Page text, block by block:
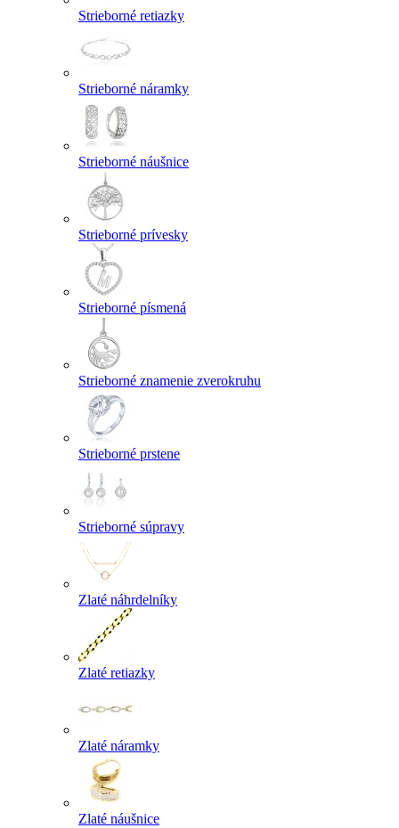
Strieborné retiazky
Strieborné náramky
Strieborné náušnice
Strieborné prívesky
Strieborné písmená
Strieborné znamenie zverokruhu
Strieborné prstene
Strieborné súpravy
Zlaté náhrdelníky
Zlaté retiazky
Zlaté náramky
Zlaté náušnice